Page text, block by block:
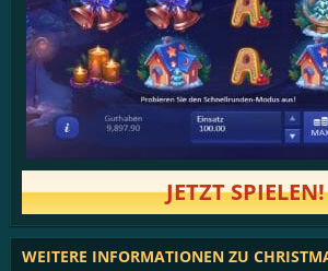
JETZT SPIELEN!
WEITERE INFORMATIONEN ZU